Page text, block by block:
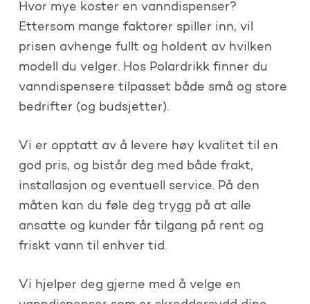
Hvor mye koster en vanndispenser?
Ettersom mange faktorer spiller inn, vil
prisen avhenge fullt og holdent av hvilken
modell du velger. Hos Polardrikk finner du
vanndispensere tilpasset både små og store
bedrifter (og budsjetter).
Vi er opptatt av å levere høy kvalitet til en
god pris, og bistår deg med både frakt,
installasjon og eventuell service. På den
måten kan du føle deg trygg på at alle
ansatte og kunder får tilgang på rent og
friskt vann til enhver tid.
Vi hjelper deg gjerne med å velge en